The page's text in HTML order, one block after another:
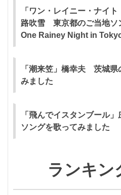
「ワン・レイニー・ナイ
路吹雪 東京都のご当地ソ
One Rainey Night in
「潮来笠」橋幸夫 茨城県
みました
「飛んでイスタンブール
ソングを歌ってみました
ランキン